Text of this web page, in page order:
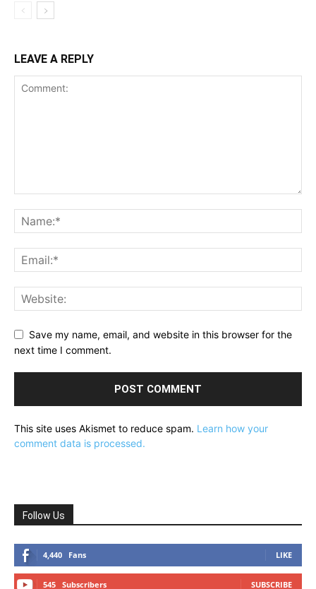
LEAVE A REPLY
Save my name, email, and website in this browser for the
next time I comment.
This site uses Akismet to reduce spam. Learn how your
comment data is processed.
Follow Us
4,440 Fans LIKE
545 Subscribers SUBSCRIBE